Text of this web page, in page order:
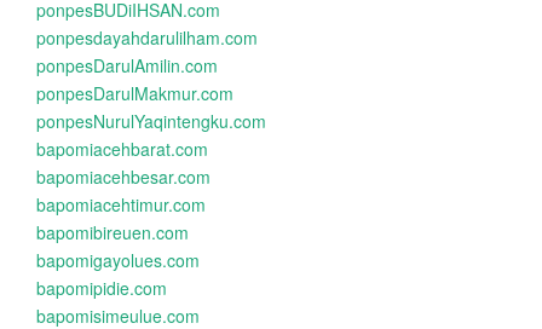
ponpesBUDiIHSAN.com
ponpesdayahdarulilham.com
ponpesDarulAmilin.com
ponpesDarulMakmur.com
ponpesNurulYaqintengku.com
bapomiacehbarat.com
bapomiacehbesar.com
bapomiacehtimur.com
bapomibireuen.com
bapomigayolues.com
bapomipidie.com
bapomisimeulue.com